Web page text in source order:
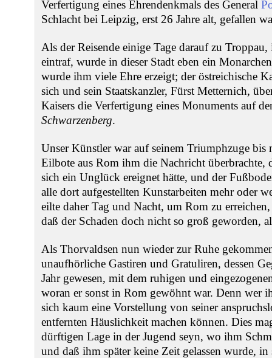
Verfertigung eines Ehrendenkmals des General
Schlacht bei Leipzig, erst 26 Jahre alt, gefallen
Als der Reisende einige Tage darauf zu
eintraf, wurde in dieser Stadt eben ein
wurde ihm viele Ehre erzeigt; der östreichische
sich und sein Staatskanzler, Fürst Metternich,
Kaisers die Verfertigung eines Monuments auf
Schwarzenberg.
Unser Künstler war auf seinem Triumphzuge bis
Eilbote aus Rom ihm die Nachricht überbrachte,
sich ein Unglück ereignet hätte, und der
alle dort aufgestellten Kunstarbeiten mehr oder
eilte daher Tag und Nacht, um Rom zu
daß der Schaden doch nicht so groß geworden,
Als Thorvaldsen nun wieder zur Ruhe
unaufhörliche Gastiren und Gratuliren, dessen
Jahr gewesen, mit dem ruhigen und
woran er sonst in Rom gewöhnt war. Denn wer
sich kaum eine Vorstellung von seiner
entfernten Häuslichkeit machen können. Dies
dürftigen Lage in der Jugend seyn, wo ihm
und daß ihm später keine Zeit gelassen wurde,